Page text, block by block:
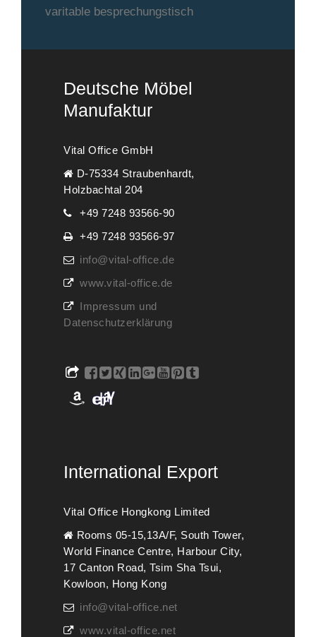
varitable besprechungstisch
Deutsche Möbel
Manufaktur
Vital Office GmbH
D-75334 Straubenhardt,
Holzbachtal 204
+49 7248 93566-90
+49 7248 93566-97
info@vital-office.de
www.vital-office.de
Impressum und
Datenschutzerklärung
International Export
Vital Office Hongkong Limited
Rooms 05-15,13A/F, South Tower,
World Finance Centre, Harbour City,
17 Canton Road, Tsim Sha Tsui,
Kowloon, Hong Kong
info@vital-office.net
www.vital-office.net